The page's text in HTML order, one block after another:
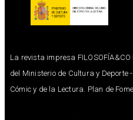
La revista impresa
del Ministerio de Cultura y Deporte
Cómic y de la Lectura. Plan de